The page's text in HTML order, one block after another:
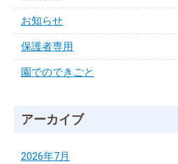
お知らせ
保護者専用
園でのできごと
アーカイブ
2026年7月